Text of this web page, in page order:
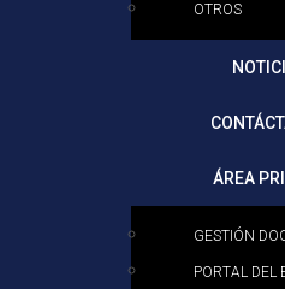
OTROS
ÁREA
GESTIÓN
PORTAL DEL